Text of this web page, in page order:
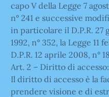
capo V della Legge 7
n° 241 e successive
in particolare il D.P.R. 27
1992, n° 352, la Legge 11
D.P.R. 12 aprile 2008, n°
Art. 2 – Diritto di
Il diritto di accesso è la
prendere visione e di